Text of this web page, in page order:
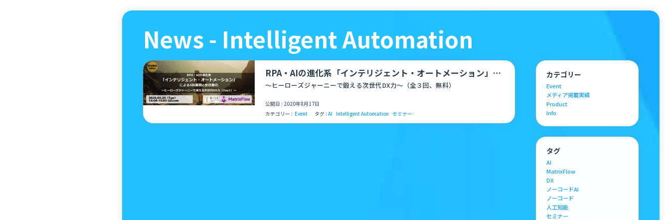
News - Intelligent Automation
RPA・AIの進化系「インテリジェント・オートメーション」に
よるHR業務の全自動化セミナーをMatrixFlow、ライズ…
～ヒーローズジャーニーで鍛える次世代DX力～（全３回、無料）
公開日 : 2020年8月17日
カテゴリー : Event タグ :AI Intelligent Automation セミナー
カテゴリー
Event
メディア掲載実績
Product
Info
タグ
AI
MatrixFlow
DX
ノーコードAI
ノーコード
人工知能
セミナー